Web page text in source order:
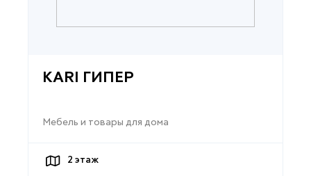
KARI ГИПЕР
Мебель и товары для дома
2 этаж